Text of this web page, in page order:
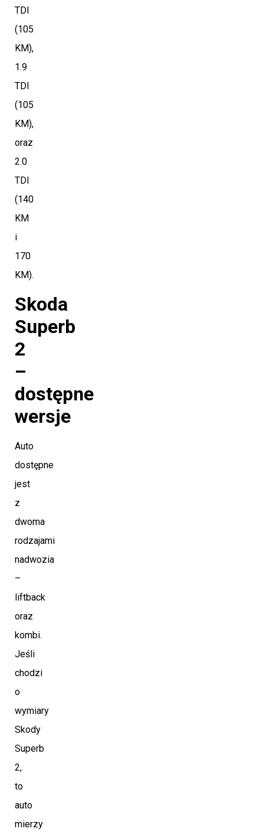
TDI
(105
KM),
1.9
TDI
(105
KM),
oraz
2.0
TDI
(140
KM
i
170
KM).
Skoda
Superb
2
–
dostępne
wersje
Auto
dostępne
jest
z
dwoma
rodzajami
nadwozia
–
liftback
oraz
kombi.
Jeśli
chodzi
o
wymiary
Skody
Superb
2,
to
auto
mierzy